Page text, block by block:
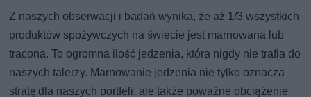
Z naszych obserwacji i badań wynika, że aż 1/3 wszystkich
produktów spożywczych na świecie jest marnowana lub
tracona. To ogromna ilość jedzenia, która nigdy nie trafia do
naszych talerzy. Marnowanie jedzenia nie tylko oznacza
stratę dla naszych portfeli, ale także poważne obciążenie